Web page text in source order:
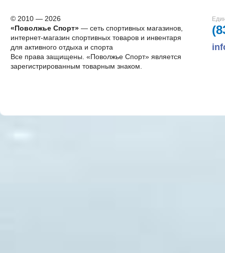
© 2010 — 2026
«Поволжье Спорт»— сеть спортивных магазинов,
интернет-магазин спортивных товаров и инвентаря
для активного отдыха и спорта
Все права защищены. «Поволжье Спорт» является
зарегистрированным товарным знаком.